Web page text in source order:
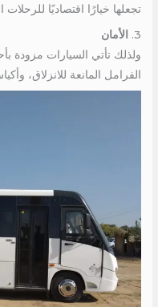
تجعلها خيارًا اقتصاديًا للرحلات
3.
الأمان
ولذلك تأتي السيارات مزودة
الفرامل المانعة للانزلاق،